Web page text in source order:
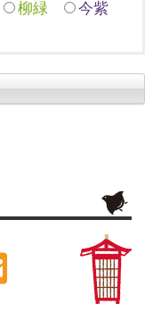
柳緑 今紫